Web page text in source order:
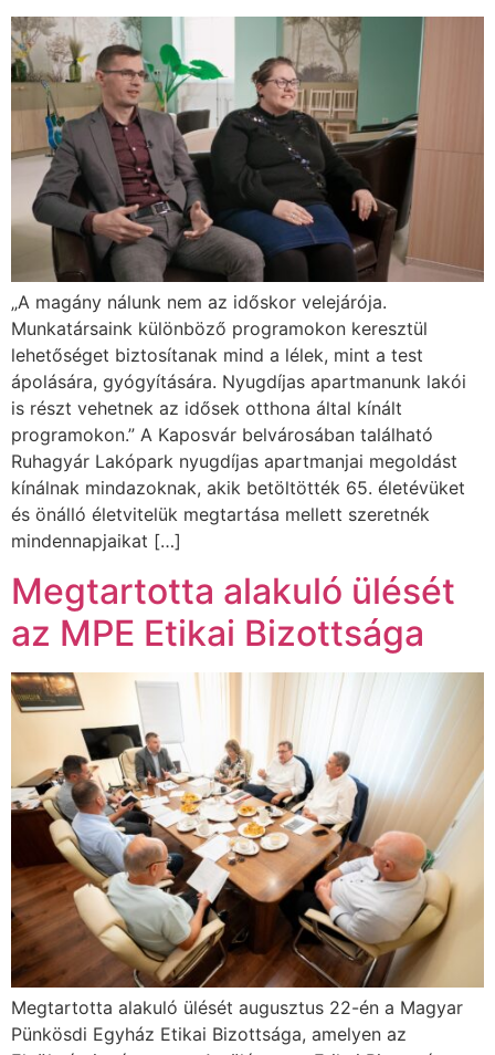
„A magány nálunk nem az időskor velejárója.
Munkatársaink különböző programokon keresztül
lehetőséget biztosítanak mind a lélek, mint a test
ápolására, gyógyítására. Nyugdíjas apartmanunk lakói
is részt vehetnek az idősek otthona által kínált
programokon.” A Kaposvár belvárosában található
Ruhagyár Lakópark nyugdíjas apartmanjai megoldást
kínálnak mindazoknak, akik betöltötték 65. életévüket
és önálló életvitelük megtartása mellett szeretnék
mindennapjaikat […]
Megtartotta alakuló ülését
az MPE Etikai Bizottsága
Megtartotta alakuló ülését augusztus 22-én a Magyar
Pünkösdi Egyház Etikai Bizottsága, amelyen az